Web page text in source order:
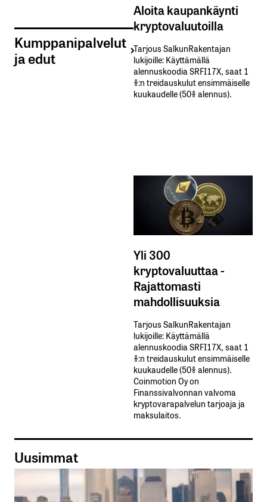
Kumppanipalvelut
ja edut
Aloita kaupankäynti
kryptovaluutoilla
Tarjous SalkunRakentajan
lukijoille: Käyttämällä​ ​
alennuskoodia​ ​SRFI17X,​ ​saat​ ​1
%:n treidauskulut​ ​ensimmäiselle​ ​
kuukaudelle​ ​(50%​ ​alennus).
Yli 300
kryptovaluuttaa -
Rajattomasti
mahdollisuuksia
Tarjous SalkunRakentajan
lukijoille: Käyttämällä​ ​
alennuskoodia​ ​SRFI17X,​ ​saat​ ​1
%:n treidauskulut​ ​ensimmäiselle​ ​
kuukaudelle​ ​(50%​ ​alennus).
Coinmotion Oy on
Finanssivalvonnan valvoma
kryptovarapalvelun tarjoaja ja
maksulaitos.
Uusimmat